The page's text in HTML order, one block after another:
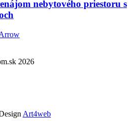
nebytového priestoru s
2026
Art4web